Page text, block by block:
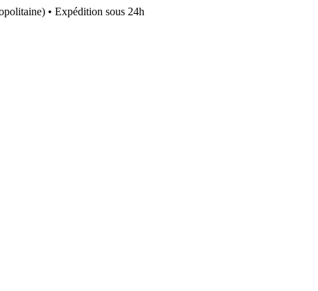
• Expédition sous 24h